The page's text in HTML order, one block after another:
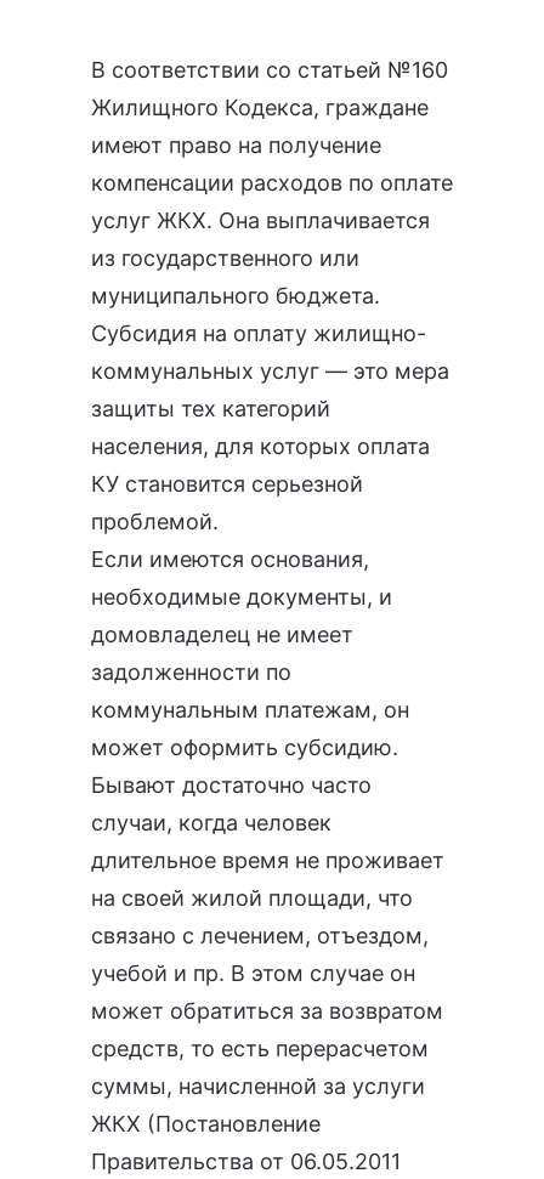
В соответствии со статьей №160
Жилищного Кодекса, граждане
имеют право на получение
компенсации расходов по оплате
услуг ЖКХ. Она выплачивается
из государственного или
муниципального бюджета.
Субсидия на оплату жилищно-
коммунальных услуг — это мера
защиты тех категорий
населения, для которых оплата
КУ становится серьезной
проблемой.
Если имеются основания,
необходимые документы, и
домовладелец не имеет
задолженности по
коммунальным платежам, он
может оформить субсидию.
Бывают достаточно часто
случаи, когда человек
длительное время не проживает
на своей жилой площади, что
связано с лечением, отъездом,
учебой и пр. В этом случае он
может обратиться за возвратом
средств, то есть перерасчетом
суммы, начисленной за услуги
ЖКХ (Постановление
Правительства от 06.05.2011